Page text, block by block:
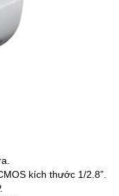
kích thước 1/2.8”.